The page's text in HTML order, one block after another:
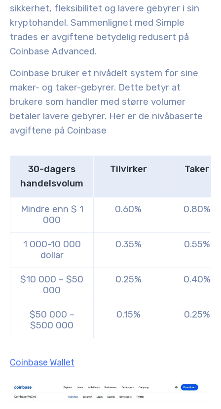
sikkerhet, fleksibilitet og lavere gebyrer i sin
kryptohandel. Sammenlignet med Simple
trades er avgiftene betydelig redusert på
Coinbase Advanced.
Coinbase bruker et nivådelt system for sine
maker- og taker-gebyrer. Dette betyr at
brukere som handler med større volumer
betaler lavere gebyrer. Her er de nivåbaserte
avgiftene på Coinbase
30-dagers
handelsvolum
Tilvirker Taker
Mindre enn $ 1
000
0.60% 0.80%
1 000-10 000
dollar
0.35% 0.55%
$10 000 – $50
000
0.25% 0.40%
$50 000 –
$500 000
0.15% 0.25%
Coinbase Wallet